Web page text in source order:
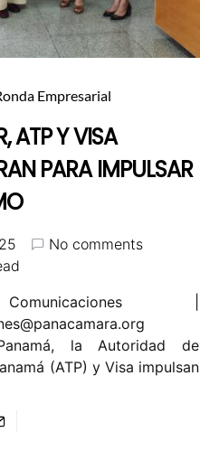
Empresarial
ATP Y VISA
PARA IMPULSAR
No comments
|
la Autoridad de
(ATP) y Visa impulsan